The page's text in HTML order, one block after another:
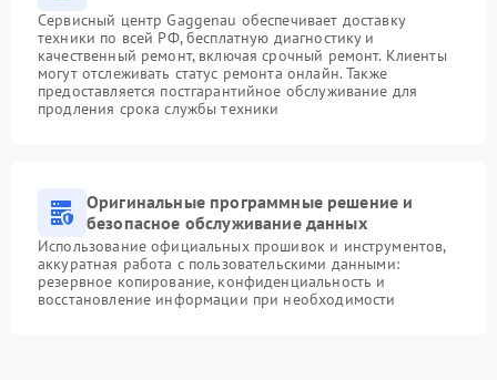
Сервисный центр Gaggenau обеспечивает доставку
техники по всей РФ, бесплатную диагностику и
качественный ремонт, включая срочный ремонт. Клиенты
могут отслеживать статус ремонта онлайн. Также
предоставляется постгарантийное обслуживание для
продления срока службы техники
Оригинальные программные решение и
безопасное обслуживание данных
Использование официальных прошивок и инструментов,
аккуратная работа с пользовательскими данными:
резервное копирование, конфиденциальность и
восстановление информации при необходимости